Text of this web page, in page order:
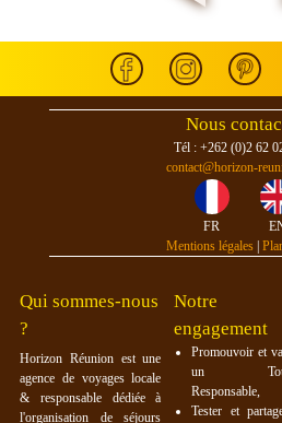
Nous
Tél : +262 (0)2 62
contact@horizon-
FR
Mentions légales
Qui sommes-nous
?
Horizon Réunion est une
agence de voyages locale
& responsable dédiée à
l'organisation de séjours
Notre
engagement
Promouvoir et
un
Responsable,
Tester et